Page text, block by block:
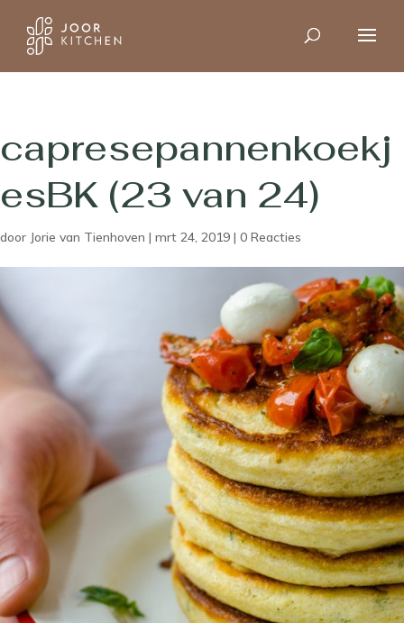
capresepannenkoekj
esBK (23 van 24)
door Jorie van Tienhoven | mrt 24, 2019 | 0 Reacties